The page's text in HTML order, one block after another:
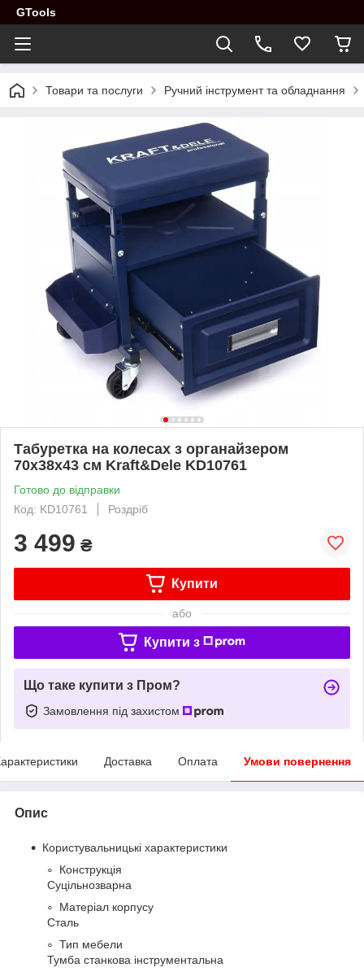
GTools
Товари та послуги Ручний інструмент та обладнання
Табуретка на колесах з органайзером
70x38x43 см Kraft&Dele KD10761
Готово до відправки
Код: KD10761
Роздріб
3 499 ₴
Купити
або
Купити з
Що таке купити з Пром?
Замовлення під захистом
Доставка Оплата Умови повернення
Опис
Користувальницькі характеристики
Конструкція
Суцільнозварна
Матеріал корпусу
Сталь
Тип мебели
Тумба станкова інструментальна